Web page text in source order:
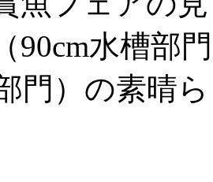
90cm水槽部
門）の素晴